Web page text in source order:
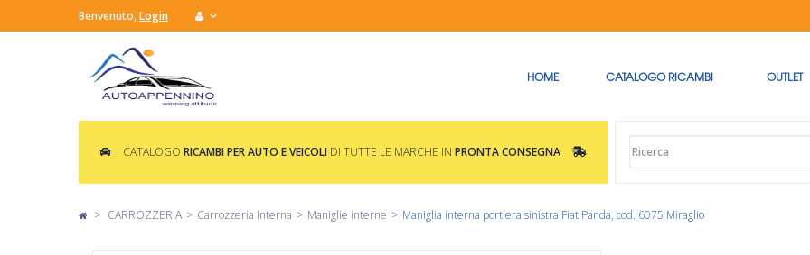
Benvenuto,Login
HOME CATALOGO RICAMBI OUTLET
CATALOGO RICAMBI PER AUTO E VEICOLI DI TUTTE LE MARCHE IN PRONTA CONSEGNA
> CARROZZERIA > Carrozzeria Interna > Maniglie interne > Maniglia interna portiera sinistra Fiat Panda, cod. 6075 Miraglio